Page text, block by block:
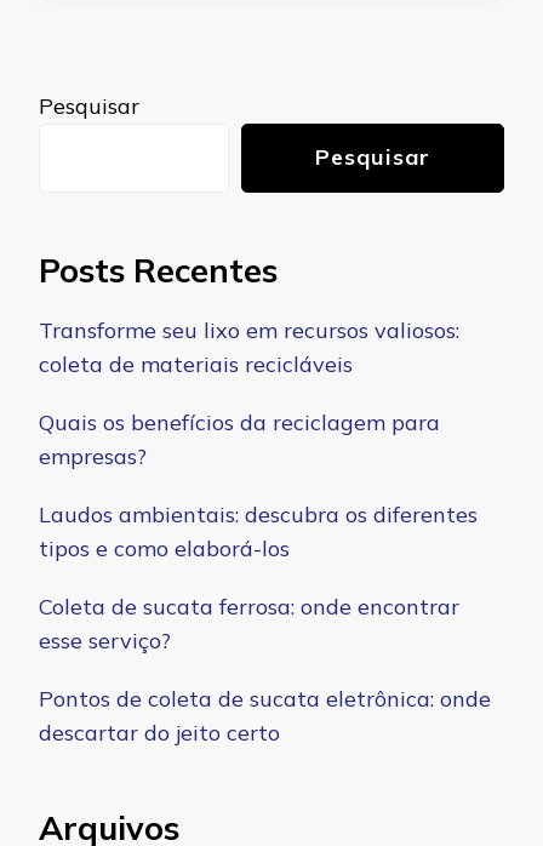
Pesquisar
Pesquisar
Posts Recentes
Transforme seu lixo em recursos valiosos:
coleta de materiais recicláveis
Quais os benefícios da reciclagem para
empresas?
Laudos ambientais: descubra os diferentes
tipos e como elaborá-los
Coleta de sucata ferrosa: onde encontrar
esse serviço?
Pontos de coleta de sucata eletrônica: onde
descartar do jeito certo
Arquivos